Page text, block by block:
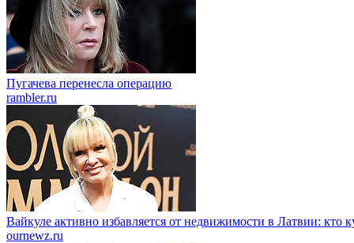
Пугачева перенесла операцию
rambler.ru
Вайкуле активно избавляется от недвижимости в Латвии: кто
ournewz.ru